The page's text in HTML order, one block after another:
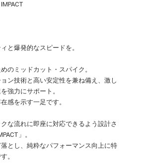
と爆発的なスピードを。
のミッドカット・スパイク。
ン技術と高い安定性を兼ね備え、激し
強力にサポート。
感を示す一足です。
な流れに即座に対応できるよう設計さ
」。
とし、純粋なパフォーマンス向上に特
。